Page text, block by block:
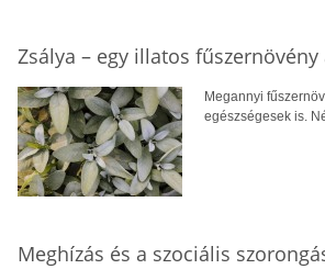
Zsálya – egy illatos fűszernövény
Megannyi
egészségesek is.
Meghízás és a szociális